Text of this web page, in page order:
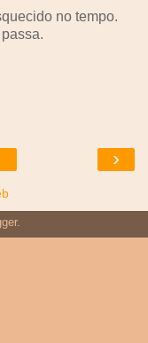
no tempo.
›
.